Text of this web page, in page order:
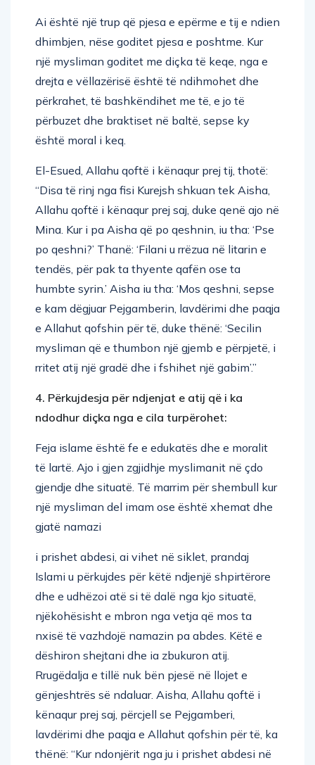
Ai është një trup që pjesa e epërme e tij e ndien
dhimbjen, nëse goditet pjesa e poshtme. Kur
një mysliman goditet me diçka të keqe, nga e
drejta e vëllazërisë është të ndihmohet dhe
përkrahet, të bashkëndihet me të, e jo të
përbuzet dhe braktiset në baltë, sepse ky
është moral i keq.
El-Esued, Allahu qoftë i kënaqur prej tij, thotë:
“Disa të rinj nga fisi Kurejsh shkuan tek Aisha,
Allahu qoftë i kënaqur prej saj, duke qenë ajo në
Mina. Kur i pa Aisha që po qeshnin, iu tha: ‘Pse
po qeshni?’ Thanë: ‘Filani u rrëzua në litarin e
tendës, për pak ta thyente qafën ose ta
humbte syrin.’ Aisha iu tha: ‘Mos qeshni, sepse
e kam dëgjuar Pejgamberin, lavdërimi dhe paqja
e Allahut qofshin për të, duke thënë: ‘Secilin
mysliman që e thumbon një gjemb e përpjetë, i
rritet atij një gradë dhe i fshihet një gabim’.”
4. Përkujdesja për ndjenjat e atij që i ka
ndodhur diçka nga e cila turpërohet:
Feja islame është fe e edukatës dhe e moralit
të lartë. Ajo i gjen zgjidhje myslimanit në çdo
gjendje dhe situatë. Të marrim për shembull kur
një mysliman del imam ose është xhemat dhe
gjatë namazi
i prishet abdesi, ai vihet në siklet, prandaj
Islami u përkujdes për këtë ndjenjë shpirtërore
dhe e udhëzoi atë si të dalë nga kjo situatë,
njëkohësisht e mbron nga vetja që mos ta
nxisë të vazhdojë namazin pa abdes. Këtë e
dëshiron shejtani dhe ia zbukuron atij.
Rrugëdalja e tillë nuk bën pjesë në llojet e
gënjeshtrës së ndaluar. Aisha, Allahu qoftë i
kënaqur prej saj, përcjell se Pejgamberi,
lavdërimi dhe paqja e Allahut qofshin për të, ka
thënë: “Kur ndonjërit nga ju i prishet abdesi në